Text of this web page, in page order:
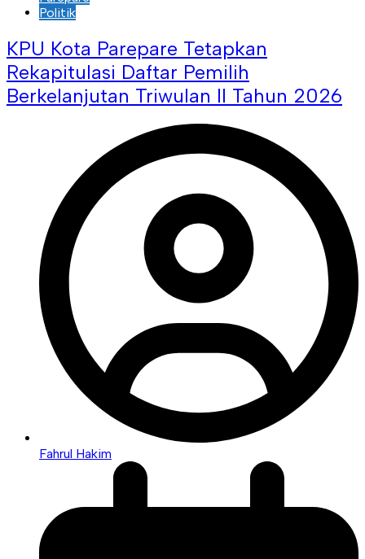
Politik
KPU Kota Parepare Tetapkan
Rekapitulasi Daftar Pemilih
Berkelanjutan Triwulan II Tahun 2026
Fahrul Hakim